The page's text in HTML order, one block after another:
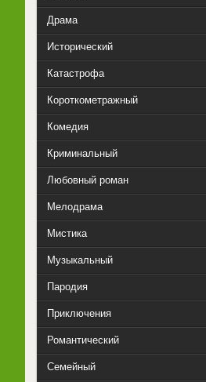
Драма
Исторический
Катастрофа
Короткометражный
Комедия
Криминальный
Любовный роман
Мелодрама
Мистика
Музыкальный
Пародия
Приключения
Романтический
Семейный